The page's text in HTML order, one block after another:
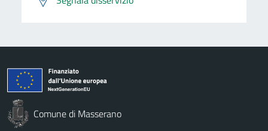
Comune di Masserano